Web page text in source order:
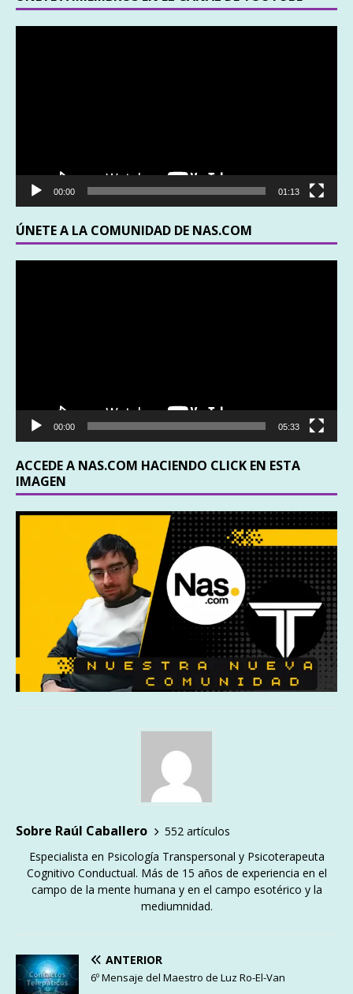
00:00 01:13
ÚNETE A LA COMUNIDAD DE NAS.COM
00:00 05:33
ACCEDE A NAS.COM HACIENDO CLICK EN ESTA
IMAGEN
Sobre Raúl Caballero
552 artículos
Especialista en Psicología Transpersonal y Psicoterapeuta
Cognitivo Conductual. Más de 15 años de experiencia en el
campo de la mente humana y en el campo esotérico y la
mediumnidad.
ANTERIOR
6º Mensaje del Maestro de Luz Ro-El-Van